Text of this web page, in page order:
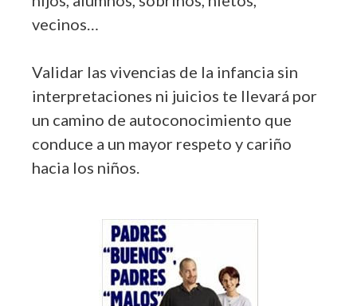
vecinos…
Validar las vivencias de la infancia sin
interpretaciones ni juicios te llevará por
un camino de autoconocimiento que
conduce a un mayor respeto y cariño
hacia los niños.